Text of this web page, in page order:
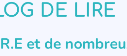
DE LIRE
et de